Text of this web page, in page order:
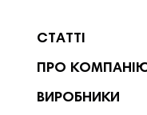
СТАТТІ
ПРО
ВИРОБНИКИ